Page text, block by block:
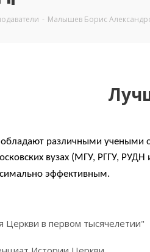
- Малышев Борис
различными учеными
вузах (МГУ, РГГУ, РУДН
эффективным.
Церкви в первом тысячелетии"